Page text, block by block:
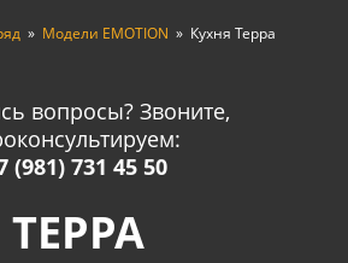
» Модели EMOTION »  Кухня Терра
вопросы? Звоните,
(981) 731 45 50
ТЕРРА